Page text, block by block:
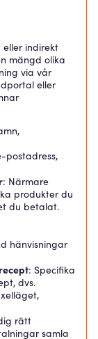
eller indirekt
mängd olika
via vår
eller
postadress,
: Närmare
produkter du
du betalat.
hänvisningar
: Specifika
dvs.
rätt
samla